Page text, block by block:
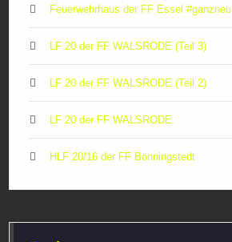
Feuerwehrhaus der FF Essel #ganzneu
LF 20 der FF WALSRODE (Teil 3)
LF 20 der FF WALSRODE (Teil 2)
LF 20 der FF WALSRODE
HLF 20/16 der FF Bönningstedt